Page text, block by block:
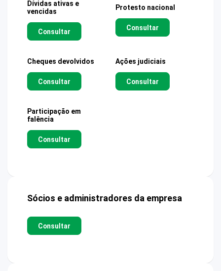
Dívidas ativas e
vencidas
Consultar
Protesto nacional
Consultar
Cheques devolvidos
Consultar
Ações judiciais
Consultar
Participação em
falência
Consultar
Sócios e administradores da empresa
Consultar